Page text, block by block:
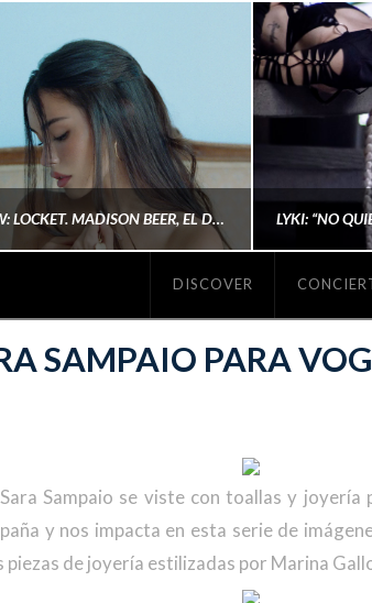
#REVIEW: LOCKET. MADISON BEER, EL DISCO DONDE POR FIN DEJA DE JUSTIFICARSE
DISCOVER
SAMPAIO PARA
Sampaio se viste con toallas y
y nos impacta en esta serie de
piezas de joyería estilizadas por Marina